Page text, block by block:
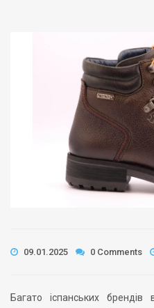
09.01.2025 0 Comments
Багато іспанських